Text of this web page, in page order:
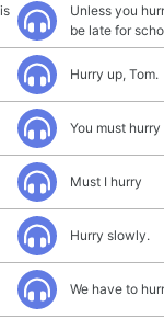
Unless you
be late for
Hurry up, Tom.
You must hurry
Must I hurry
Hurry slowly.
We have to